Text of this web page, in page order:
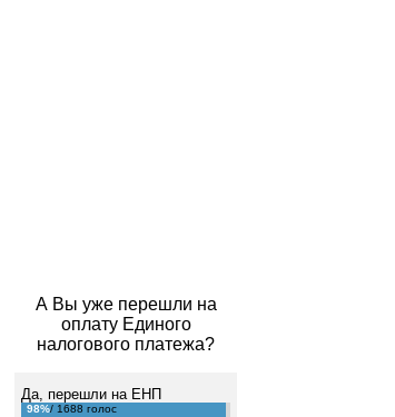
А Вы уже перешли на
оплату Единого
налогового платежа?
Да, перешли на ЕНП
98%/ 1688 голос